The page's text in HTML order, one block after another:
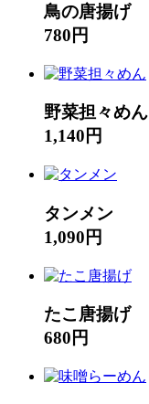
鳥の唐揚げ
780円
野菜担々めん
1,140円
タンメン
1,090円
たこ唐揚げ
680円